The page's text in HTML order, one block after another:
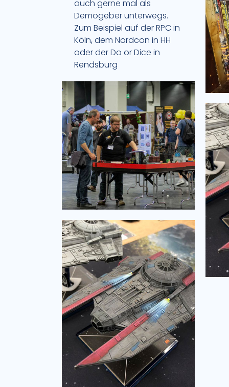
PEN&PAPER ROLLENSPIEL IM VEREIN
ROLLENSPIEL
auch gerne mal als
Demogeber unterwegs.
Zum Beispiel auf der RPC in
Köln, dem Nordcon in HH
oder der Do or Dice in
Rendsburg